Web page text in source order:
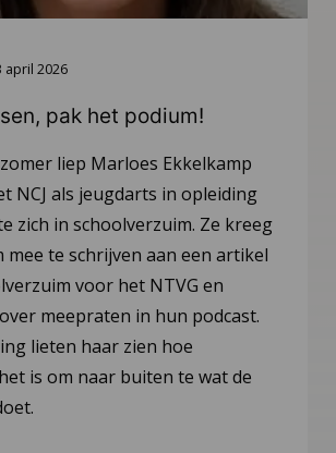
april 2026
pak het podium!
liep Marloes Ekkelkamp
NCJ als jeugdarts in opleiding
zich in schoolverzuim. Ze kreeg
mee te schrijven aan een artikel
voor het NTVG en
meepraten in hun podcast.
lieten haar zien hoe
is om naar buiten te wat de